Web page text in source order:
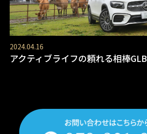
2024.04.16
アクティブライフの頼れる相棒GLB